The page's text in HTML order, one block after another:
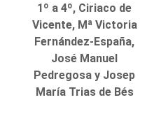
1º a 4º, Ciriaco de
Vicente, Mª Victoria
Fernández-España,
José Manuel
Pedregosa y Josep
María Trias de Bés